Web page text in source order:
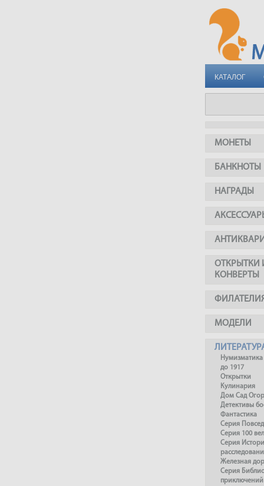
КАТАЛОГ
МОНЕТЫ
БАНКНОТЫ
НАГРАДЫ
ОТКРЫТКИ
КОНВЕРТЫ
МОДЕЛИ
Нумизматика
до 1917
Открытки
Кулинария
Дом Сад
Детективы
Фантастика
Серия
Серия 100
Серия
Железная
Серия
приключений